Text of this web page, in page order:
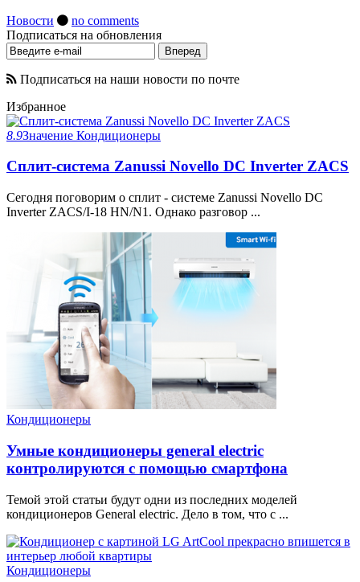
Новости
no comments
Подписаться на обновления
Подписаться на наши новости по почте
Избранное
8.9Значение Кондиционеры
Сплит-система Zanussi Novello DC Inverter ZACS
Сегодня поговорим о сплит - системе Zanussi Novello DC
Inverter ZACS/I-18 HN/N1. Однако разговор ...
Кондиционеры
Умные кондиционеры general electric
контролируются с помощью смартфона
Темой этой статьи будут одни из последних моделей
кондиционеров General electric. Дело в том, что с ...
Кондиционеры